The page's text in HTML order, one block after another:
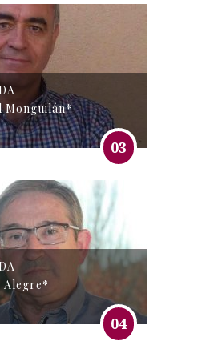
Monguilán*
03
Alegre*
04